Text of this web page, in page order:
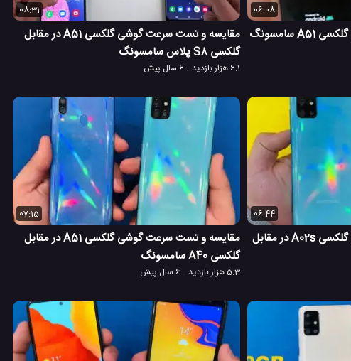
06:08
مقایسه و تست سرعت گوشی گلکسی A51 سامسونگ
08:31
مقایسه و تست سرعت گوشی گلکسی A51 در مقابل
گلکسی S8 پلاس سامسونگ
6.1 هزار بازدید 6 سال پیش
06:44
مقایسه و تست سرعت گوشی گلکسی A02s در مقابل
07:15
مقایسه و تست سرعت گوشی گلکسی A51 در مقابل
گلکسی A40 سامسونگ
5.3 هزار بازدید 6 سال پیش